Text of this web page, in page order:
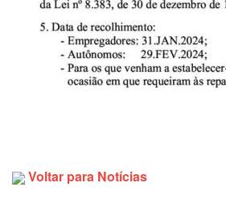
Voltar para Notícias